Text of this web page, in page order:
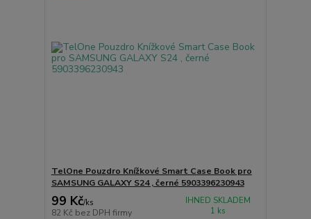
TelOne Pouzdro Knížkové Smart Case Book pro
SAMSUNG GALAXY S24 , černé 5903396230943
99 Kč/ks
82 Kč bez DPH firmy
IHNED SKLADEM
1 ks